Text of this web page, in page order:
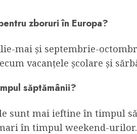
zboruri în Europa?
mai și septembrie-
vacanțele școlare și
săptămânii?
sunt mai ieftine în timpul
în timpul weekend-urilor.